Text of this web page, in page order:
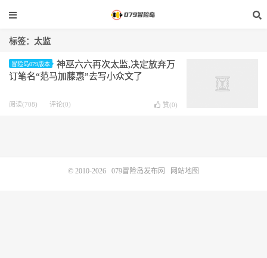
标签：太监
冒险岛079版本
神巫六六再次太监,决定放弃万
订笔名“范马加藤惠”去写小众文了
阅读(708) 评论(0) 赞(0)
© 2010-2026 079冒险岛发布网 网站地图